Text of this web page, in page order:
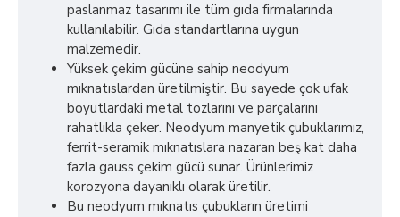
paslanmaz tasarımı ile tüm gıda firmalarında
kullanılabilir. Gıda standartlarına uygun
malzemedir.
Yüksek çekim gücüne sahip neodyum
mıknatıslardan üretilmiştir. Bu sayede çok ufak
boyutlardaki metal tozlarını ve parçalarını
rahatlıkla çeker. Neodyum manyetik çubuklarımız,
ferrit-seramik mıknatıslara nazaran beş kat daha
fazla gauss çekim gücü sunar. Ürünlerimiz
korozyona dayanıklı olarak üretilir.
Bu neodyum mıknatıs çubukların üretimi